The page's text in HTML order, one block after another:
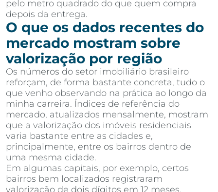
pelo metro quadrado do que quem compra
depois da entrega.
O que os dados recentes do
mercado mostram sobre
valorização por região
Os números do setor imobiliário brasileiro
reforçam, de forma bastante concreta, tudo o
que venho observando na prática ao longo da
minha carreira. Índices de referência do
mercado, atualizados mensalmente, mostram
que a valorização dos imóveis residenciais
varia bastante entre as cidades e,
principalmente, entre os bairros dentro de
uma mesma cidade.
Em algumas capitais, por exemplo, certos
bairros bem localizados registraram
valorização de dois dígitos em 12 meses,